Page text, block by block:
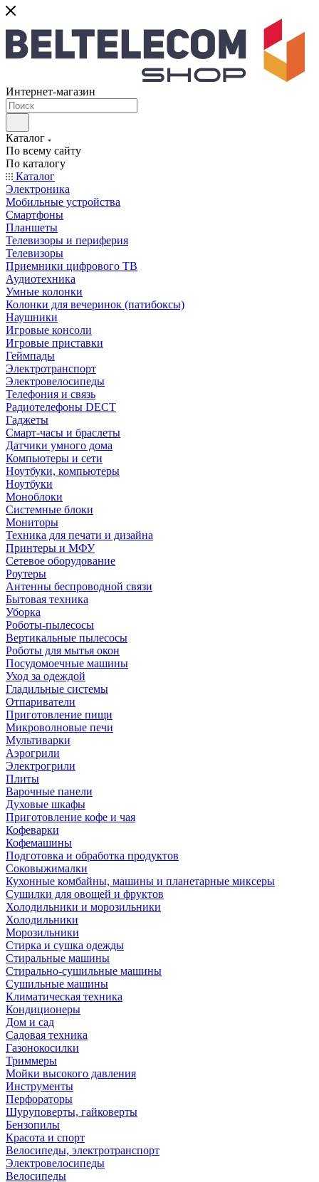
Интернет-магазин
Каталог
По всему сайту
По каталогу
Каталог
Электроника
Мобильные устройства
Смартфоны
Планшеты
Телевизоры и периферия
Телевизоры
Приемники цифрового ТВ
Аудиотехника
Умные колонки
Колонки для вечеринок (патибоксы)
Наушники
Игровые консоли
Игровые приставки
Геймпады
Электротранспорт
Электровелосипеды
Телефония и связь
Радиотелефоны DECT
Гаджеты
Смарт-часы и браслеты
Датчики умного дома
Компьютеры и сети
Ноутбуки, компьютеры
Ноутбуки
Моноблоки
Системные блоки
Мониторы
Техника для печати и дизайна
Принтеры и МФУ
Сетевое оборудование
Роутеры
Антенны беспроводной связи
Бытовая техника
Уборка
Роботы-пылесосы
Вертикальные пылесосы
Роботы для мытья окон
Посудомоечные машины
Уход за одеждой
Гладильные системы
Отпариватели
Приготовление пищи
Микроволновые печи
Мультиварки
Аэрогрили
Электрогрили
Плиты
Варочные панели
Духовые шкафы
Приготовление кофе и чая
Кофеварки
Кофемашины
Подготовка и обработка продуктов
Соковыжималки
Кухонные комбайны, машины и планетарные миксеры
Сушилки для овощей и фруктов
Холодильники и морозильники
Холодильники
Морозильники
Стирка и сушка одежды
Стиральные машины
Стирально-сушильные машины
Сушильные машины
Климатическая техника
Кондиционеры
Дом и сад
Садовая техника
Газонокосилки
Триммеры
Мойки высокого давления
Инструменты
Перфораторы
Шуруповерты, гайковерты
Бензопилы
Красота и спорт
Велосипеды, электротранспорт
Электровелосипеды
Велосипеды